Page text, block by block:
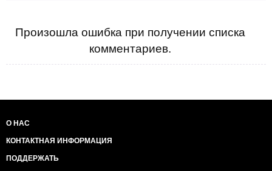
Произошла ошибка при получении списка
комментариев.
О НАС
КОНТАКТНАЯ ИНФОРМАЦИЯ
ПОДДЕРЖАТЬ